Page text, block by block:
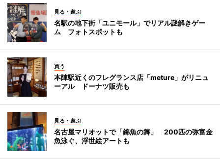
見る・遊ぶ
名駅の地下街「ユニモール」でリアル謎解きゲー
ム フォトスポットも
買う
本陣駅近くのフレグランス店「meture」がリニュ
ーアル ドーナツ販売も
見る・遊ぶ
名古屋マリオットで「錦魚の舞」 200匹の弥富金
魚泳ぐ、浮世絵アートも